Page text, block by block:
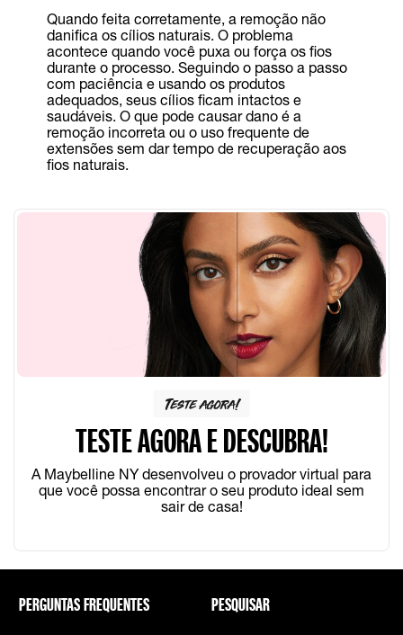
Quando feita corretamente, a remoção não
danifica os cílios naturais. O problema
acontece quando você puxa ou força os fios
durante o processo. Seguindo o passo a passo
com paciência e usando os produtos
adequados, seus cílios ficam intactos e
saudáveis. O que pode causar dano é a
remoção incorreta ou o uso frequente de
extensões sem dar tempo de recuperação aos
fios naturais.
Teste agora!
TESTE AGORA E DESCUBRA!
A Maybelline NY desenvolveu o provador virtual para
que você possa encontrar o seu produto ideal sem
sair de casa!
PERGUNTAS FREQUENTES
PESQUISAR